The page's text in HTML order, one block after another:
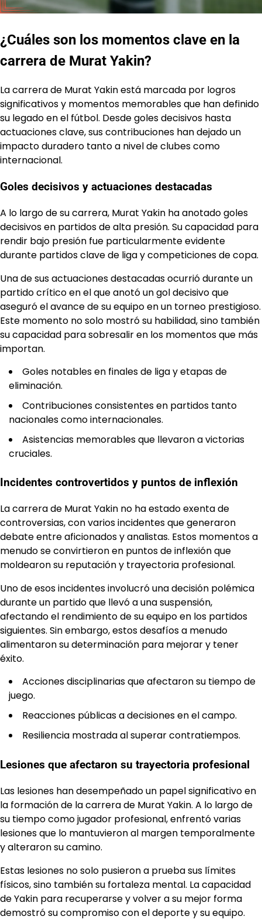
¿Cuáles son los momentos clave en la
carrera de Murat Yakin?
La carrera de Murat Yakin está marcada por logros
significativos y momentos memorables que han definido
su legado en el fútbol. Desde goles decisivos hasta
actuaciones clave, sus contribuciones han dejado un
impacto duradero tanto a nivel de clubes como
internacional.
Goles decisivos y actuaciones destacadas
A lo largo de su carrera, Murat Yakin ha anotado goles
decisivos en partidos de alta presión. Su capacidad para
rendir bajo presión fue particularmente evidente
durante partidos clave de liga y competiciones de copa.
Una de sus actuaciones destacadas ocurrió durante un
partido crítico en el que anotó un gol decisivo que
aseguró el avance de su equipo en un torneo prestigioso.
Este momento no solo mostró su habilidad, sino también
su capacidad para sobresalir en los momentos que más
importan.
Goles notables en finales de liga y etapas de
eliminación.
Contribuciones consistentes en partidos tanto
nacionales como internacionales.
Asistencias memorables que llevaron a victorias
cruciales.
Incidentes controvertidos y puntos de inflexión
La carrera de Murat Yakin no ha estado exenta de
controversias, con varios incidentes que generaron
debate entre aficionados y analistas. Estos momentos a
menudo se convirtieron en puntos de inflexión que
moldearon su reputación y trayectoria profesional.
Uno de esos incidentes involucró una decisión polémica
durante un partido que llevó a una suspensión,
afectando el rendimiento de su equipo en los partidos
siguientes. Sin embargo, estos desafíos a menudo
alimentaron su determinación para mejorar y tener
éxito.
Acciones disciplinarias que afectaron su tiempo de
juego.
Reacciones públicas a decisiones en el campo.
Resiliencia mostrada al superar contratiempos.
Lesiones que afectaron su trayectoria profesional
Las lesiones han desempeñado un papel significativo en
la formación de la carrera de Murat Yakin. A lo largo de
su tiempo como jugador profesional, enfrentó varias
lesiones que lo mantuvieron al margen temporalmente
y alteraron su camino.
Estas lesiones no solo pusieron a prueba sus límites
físicos, sino también su fortaleza mental. La capacidad
de Yakin para recuperarse y volver a su mejor forma
demostró su compromiso con el deporte y su equipo.